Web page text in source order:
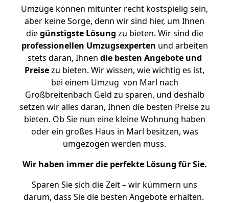
Umzüge können mitunter recht kostspielig sein,
aber keine Sorge, denn wir sind hier, um Ihnen
diegünstigste Lösung zu bieten. Wir sind die
professionellen Umzugsexperten und arbeiten
stets daran, Ihnen die besten Angebote und
Preisezu bieten. Wir wissen, wie wichtig es ist,
bei einem Umzug von Marl nach
Großbreitenbach Geld zu sparen, und deshalb
setzen wir alles daran, Ihnen die besten Preise zu
bieten. Ob Sie nun eine kleine Wohnung haben
oder ein großes Haus in Marl besitzen, was
umgezogen werden muss.
Wir haben immer die perfekte Lösung für Sie.
Sparen Sie sich die Zeit – wir kümmern uns
darum, dass Sie die besten Angebote erhalten.